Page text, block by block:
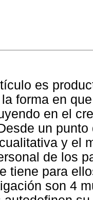
es
forma en
en el
un
y el
de los
tiene para
son 4